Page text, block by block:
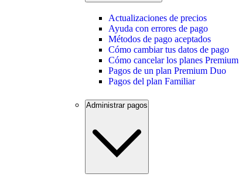
Actualizaciones de precios
Ayuda con errores de pago
Métodos de pago aceptados
Cómo cambiar tus datos de pago
Cómo cancelar los planes Premium
Pagos de un plan Premium Duo
Pagos del plan Familiar
Administrar pagos